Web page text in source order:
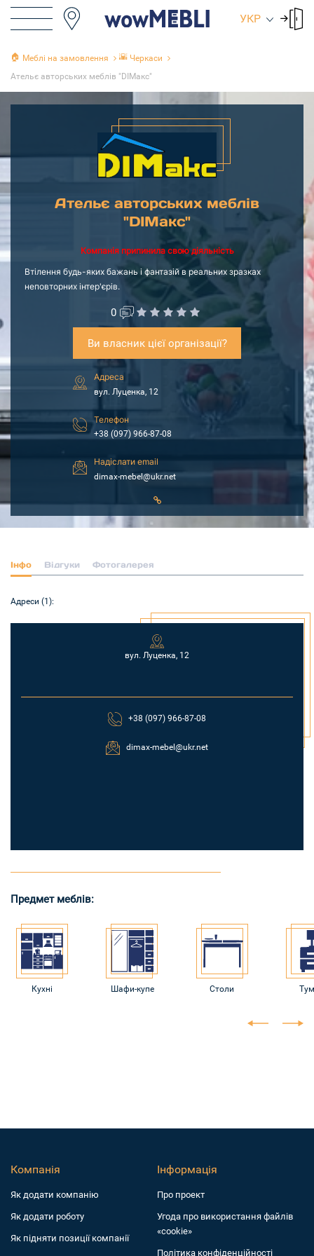
УКР
🏠 Меблі на замовлення 🌇 Черкаси
Ательє авторських меблів "DIMакс"
Ательє авторських меблів
"DIMакс"
Компанія припинила свою діяльність
Втілення будь-яких бажань і фантазій в реальних зразках
неповторних інтер'єрів.
0
Ви власник цієї організації?
Адреса
вул. Луценка, 12
Телефон
+38 (097) 966-87-08
Надіслати email
dimax-mebel@ukr.net
Інфо Відгуки Фотогалерея
Адреси (1):
вул. Луценка, 12
+38 (097) 966-87-08
dimax-mebel@ukr.net
Предмет меблів:
Кухні Шафи-купе Столи
Компанія
Як додати компанiю
Як додати роботу
Як підняти позиції компанії
Інформація
Про проект
Угода про використання файлів
«cookie»
Політика конфіденційності